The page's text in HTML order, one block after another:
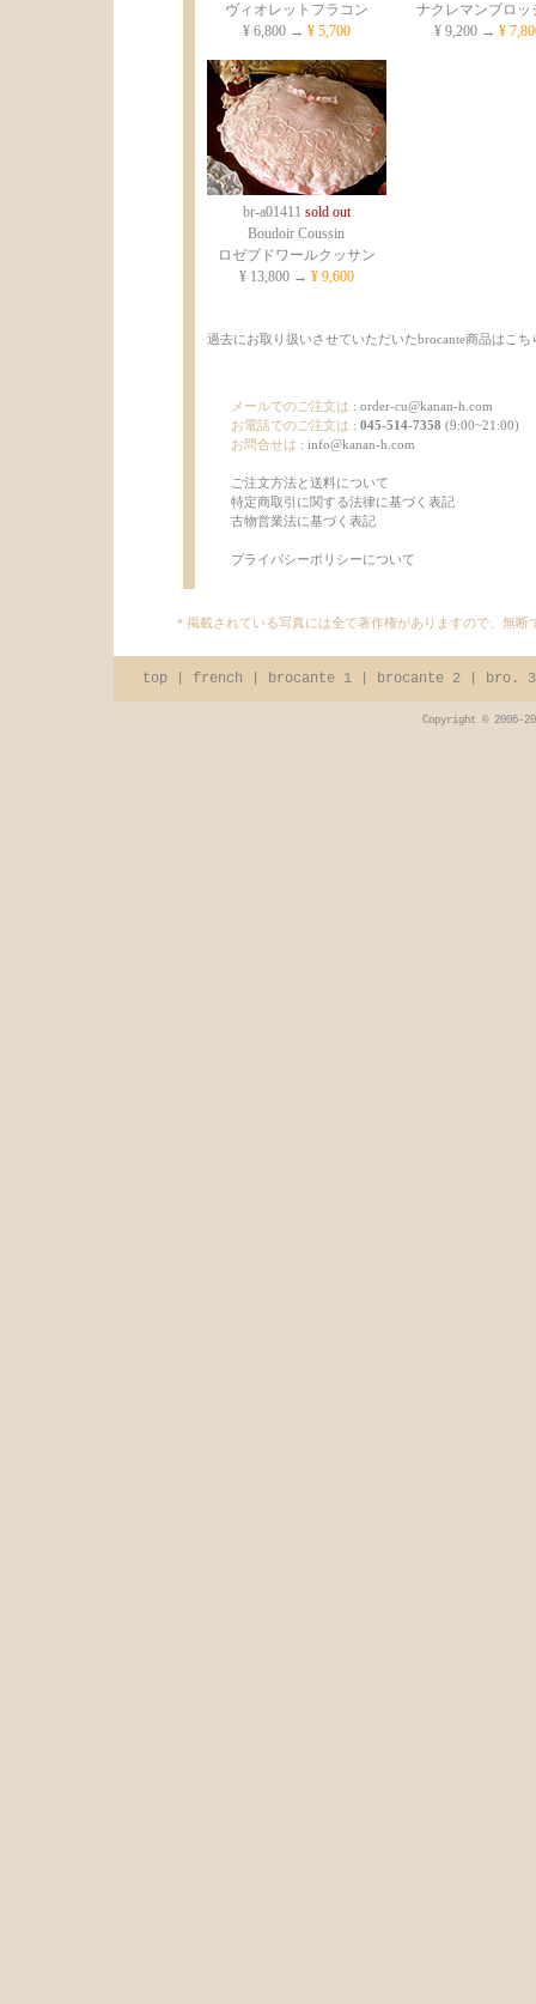
ヴィオレットフラコン
¥ 6,800 → ¥ 5,700
ナクレマンブロッ
¥ 9,200 → ¥
br-a01411 sold out
Boudoir Coussin
ロゼブドワールクッサン
¥ 13,800 → ¥ 9,600
過去にお取り扱いさせていただいたbrocante商品はこち
メールでのご注文は : order-cu@kanan-h.com
お電話でのご注文は : 045-514-7358 (9:00~21:00)
お問合せは : info@kanan-h.com
ご注文方法と送料について
特定商取引に関する法律に基づく表記
古物営業法に基づく表記
プライバシーポリシーについて
＊掲載されている写真には全て著作権がありますので、無
top french brocante 1 brocante 2 bro. 3
Copyright © 2006-